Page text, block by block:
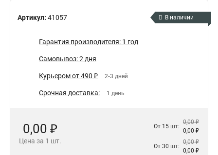
Артикул: 41057 В наличии
Гарантия производителя: 1 год
Самовывоз: 2 дня
Курьером от 490 ₽ 2-3 дней
Срочная доставка: 1 день
0,00 ₽
Цена за 1 шт.
От 15 шт:
0,00 ₽
0,00 ₽
От 30 шт:
0,00 ₽
0,00 ₽